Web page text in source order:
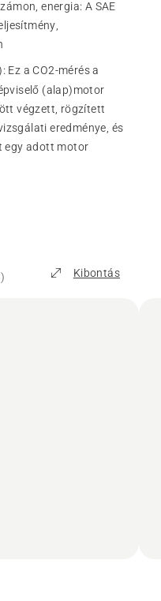
energia: A SAE
: Ez a CO2-mérés a
(alap)motor
végzett, rögzített
eredménye, és
egy adott motor
) Kibontás